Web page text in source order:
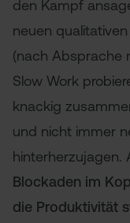
den Kampf
neuen
(nach Absprache
Slow Work
knackig
und nicht immer
hinterherzujagen.
Blockaden im
die Produktivität